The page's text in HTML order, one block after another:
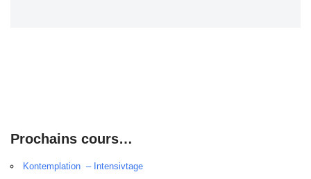
Prochains cours…
Kontemplation – Intensivtage